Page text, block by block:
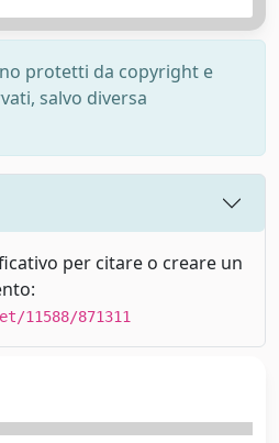
protetti da copyright e
salvo diversa
per citare o creare un
11588/871311